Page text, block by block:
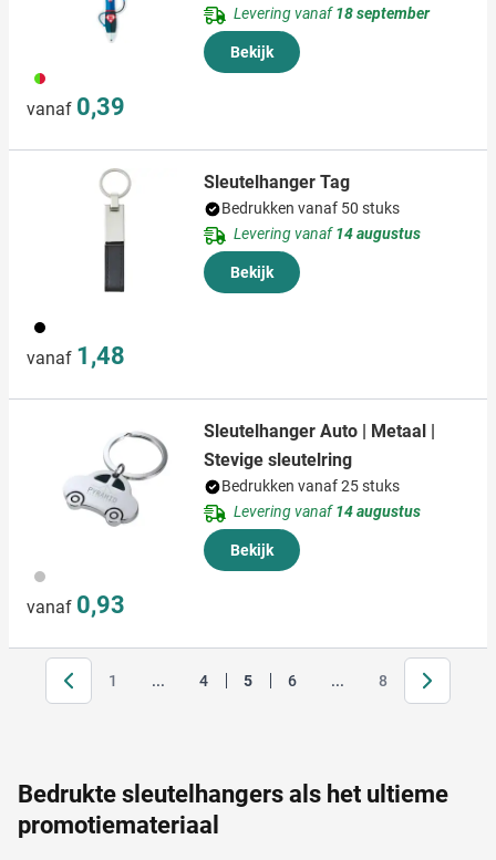
009
vanaf 0,39
Levering vanaf18 september
Bekijk
001
vanaf 1,48
Sleutelhanger Tag
Bedrukken vanaf 50 stuks
Levering vanaf14 augustus
Bekijk
032
vanaf 0,93
Sleutelhanger Auto | Metaal |
Stevige sleutelring
Bedrukken vanaf 25 stuks
Levering vanaf14 augustus
Bekijk
Pagina
1 ... Pagina
4 Je leest momenteel pagina
5 Pagina
6 Jump forward
... Pagina
8 Volgende
Bedrukte sleutelhangers als het ultieme
promotiemateriaal